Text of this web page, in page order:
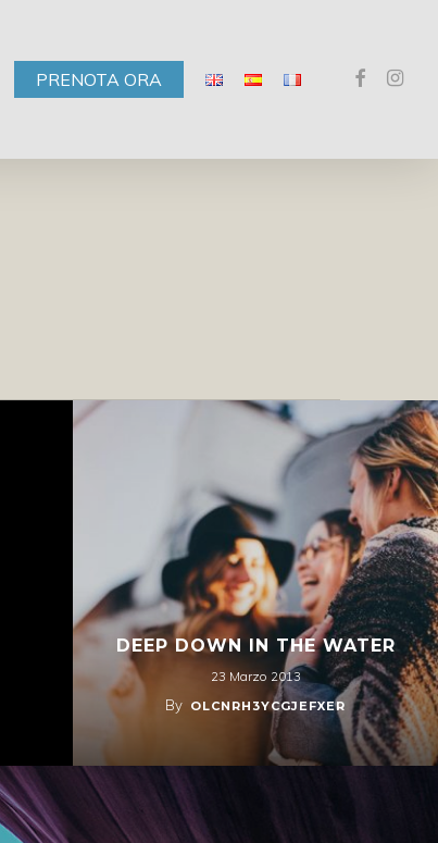
PRENOTA ORA facebook
DEEP DOWN IN THE WATER
23 Marzo 2013
By OLCNRH3YCGJEFXER